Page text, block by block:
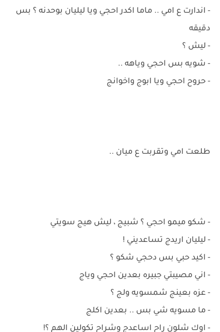
- اندارت ع امي .. ماما اكدر احجي ويا ليليان بوحدنه ؟ بس
دقيقه
- ليش ؟
- شويه بس احجي وياهه ..
- حروح احجي ويا ابوج واخوانج
طلعت امي وتقربت ع ميان ..
- شكو ميمو احجي ؟ شبيج ، ليش هيج سويتي
- ليليان اريدج تساعديني !
- اكيد حبي بس دحجي شكو ؟
- اني مصيبتي جبيره بعدين احجي وياج
- عزه بعينج شمسويه ولج ؟
- ما مسويه شي بس .. بعدين اكلج
- اوك شلون راح اساعدج وشراح تكولين الهم ؟!